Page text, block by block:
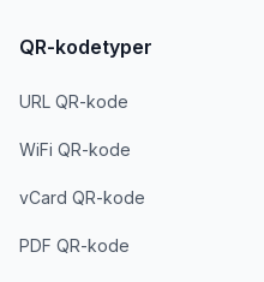
QR-kodetyper
URL QR-kode
WiFi QR-kode
vCard QR-kode
PDF QR-kode